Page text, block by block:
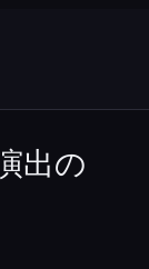
出の